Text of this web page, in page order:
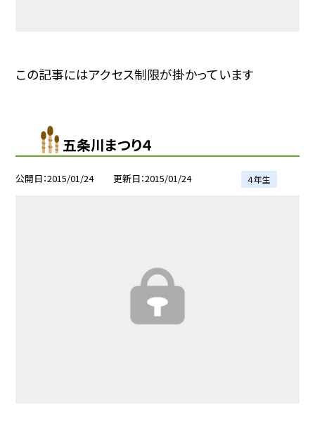
この記事にはアクセス制限が掛かっています
五条川まつり４
公開日 2015/01/24 更新日 2015/01/24 ４年生